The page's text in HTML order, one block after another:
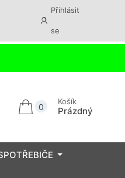
Přihlásit
se
0
Košík
Prázdný